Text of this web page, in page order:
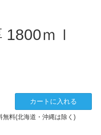
ｍｌ
カートに入れる
無料(北海道・沖縄は除く)